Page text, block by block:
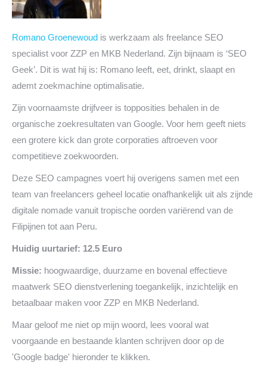
Romano Groenewoud is werkzaam als freelance SEO
specialist voor ZZP en MKB Nederland. Zijn bijnaam is ‘SEO
Geek’. Dit is wat hij is: Romano leeft, eet, drinkt, slaapt en
ademt zoekmachine optimalisatie.
Zijn voornaamste drijfveer is topposities behalen in de
organische zoekresultaten van Google. Voor hem geeft niets
een grotere kick dan grote corporaties aftroeven voor
competitieve zoekwoorden.
Deze SEO campagnes voert hij overigens samen met een
team van freelancers geheel locatie onafhankelijk uit als zijnde
digitale nomade vanuit tropische oorden variërend van de
Filipijnen tot aan Peru.
Huidig uurtarief: 12.5 Euro
Missie: hoogwaardige, duurzame en bovenal effectieve
maatwerk SEO dienstverlening toegankelijk, inzichtelijk en
betaalbaar maken voor ZZP en MKB Nederland.
Maar geloof me niet op mijn woord, lees vooral wat
voorgaande en bestaande klanten schrijven door op de
'Google badge' hieronder te klikken.